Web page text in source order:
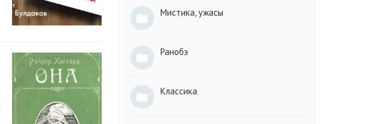
Мистика, ужасы
Ранобэ
Классика